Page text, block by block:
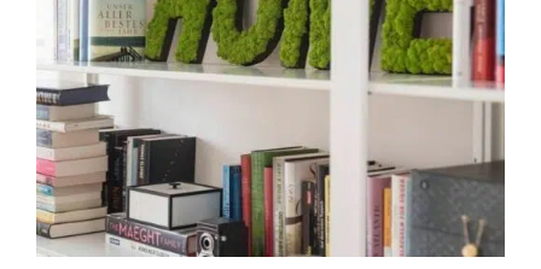
AUSFÜHRUNG WÄHLEN
DIESES
PRODUKT
WEIST
MEHRERE
DIE
OPTIONEN
KÖNNEN
AUF
DER
DETAILS